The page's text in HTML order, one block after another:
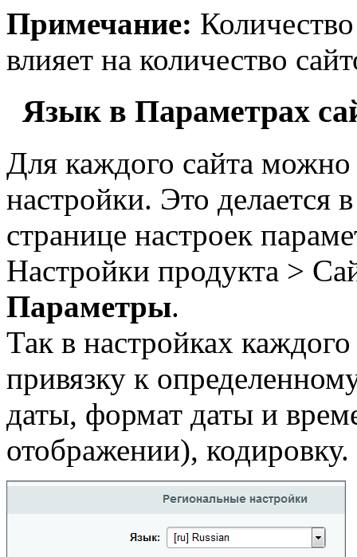
Примечание:
влияет на количество
Язык в Параметрах
Для каждого сайта можно
настройки. Это делается
странице настроек
Настройки продукта >
Параметры.
Так в настройках
привязку к
даты, формат даты и
отображении), кодировку.